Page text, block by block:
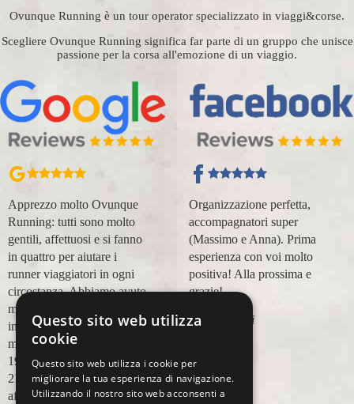
Ovunque Running è un tour operator specializzato in viaggi&corse.
Scegliere Ovunque Running significa far parte di un gruppo che unisce
passione per la corsa all'emozione di un viaggio.
Apprezzo molto Ovunque
Running: tutti sono molto
gentili, affettuosi e si fanno
in quattro per aiutare i
runner viaggiatori in ogni
circostanza. Abbiamo avuto
modo di appoggiarci a loro
in più occasioni, per delle
maratone (NYC18, Praga
19, Valencia 19, Barcellona
21, NYC 22) e ci siamo
affidati a loro per Chicago
Organizzazione perfetta,
accompagnatori super
(Massimo e Anna). Prima
esperienza con voi molto
positiva! Alla prossima e
grazie!
Lara Buranti
Questo sito web utilizza
cookie
Questo sito web utilizza i cookie per
migliorare la tua esperienza di navigazione.
Utilizzando il nostro sito web acconsenti a